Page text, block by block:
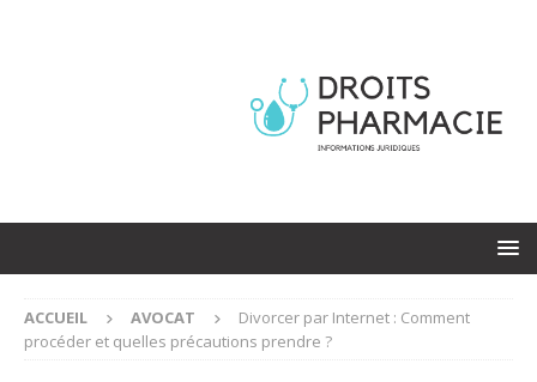
ACCUEIL AVOCAT
Divorcer par Internet : Comment
procéder et quelles précautions prendre ?